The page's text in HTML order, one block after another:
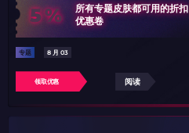
5%
所有专题皮肤都可用的折扣
优惠卷
专题 8 月 03
领取优惠 阅读